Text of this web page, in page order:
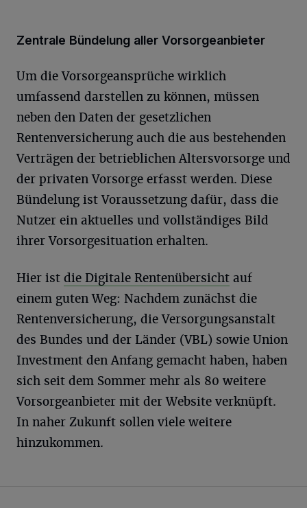
Zentrale Bündelung aller Vorsorgeanbieter
Um die Vorsorgeansprüche wirklich
umfassend darstellen zu können, müssen
neben den Daten der gesetzlichen
Rentenversicherung auch die aus bestehenden
Verträgen der betrieblichen Altersvorsorge und
der privaten Vorsorge erfasst werden. Diese
Bündelung ist Voraussetzung dafür, dass die
Nutzer ein aktuelles und vollständiges Bild
ihrer Vorsorgesituation erhalten.
Hier ist die Digitale Rentenübersicht auf
einem guten Weg: Nachdem zunächst die
Rentenversicherung, die Versorgungsanstalt
des Bundes und der Länder (VBL) sowie Union
Investment den Anfang gemacht haben, haben
sich seit dem Sommer mehr als 80 weitere
Vorsorgeanbieter mit der Website verknüpft.
In naher Zukunft sollen viele weitere
hinzukommen.